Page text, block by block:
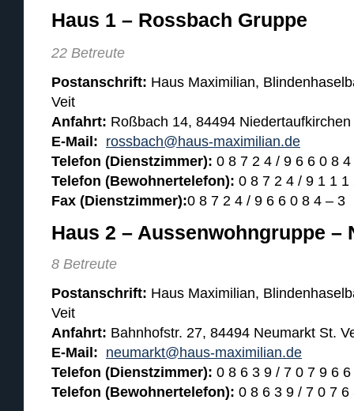
Haus 1 – Rossbach Gruppe
22 Betreute
Postanschrift: Haus Maximilian,
Veit
Anfahrt: Roßbach 14, 84494 Niedertaufkirchen
E-Mail: rossbach@haus-maximilian.de
Telefon (Dienstzimmer): 0 8 7 2 4 / 9 6 6 0 8 4
Telefon (Bewohnertelefon): 0 8 7 2 4 / 9 1 1 1
Fax (Dienstzimmer):0 8 7 2 4 / 9 6 6 0 8 4 – 3
Haus 2 – Aussenwohngruppe –
8 Betreute
Postanschrift: Haus Maximilian,
Veit
Anfahrt: Bahnhofstr. 27, 84494 Neumarkt St.
E-Mail: neumarkt@haus-maximilian.de
Telefon (Dienstzimmer): 0 8 6 3 9 / 7 0 7 9 6 6
Telefon (Bewohnertelefon): 0 8 6 3 9 / 7 0 7 6